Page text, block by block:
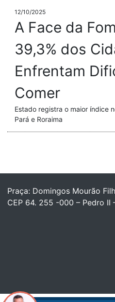
12/10/2025
A Face da
39,3% dos
Enfrentam
Comer
Estado registra o maior índice
Pará e Roraima
Praça: Domingos Mourão
CEP 64. 255 -000 – Pedro II